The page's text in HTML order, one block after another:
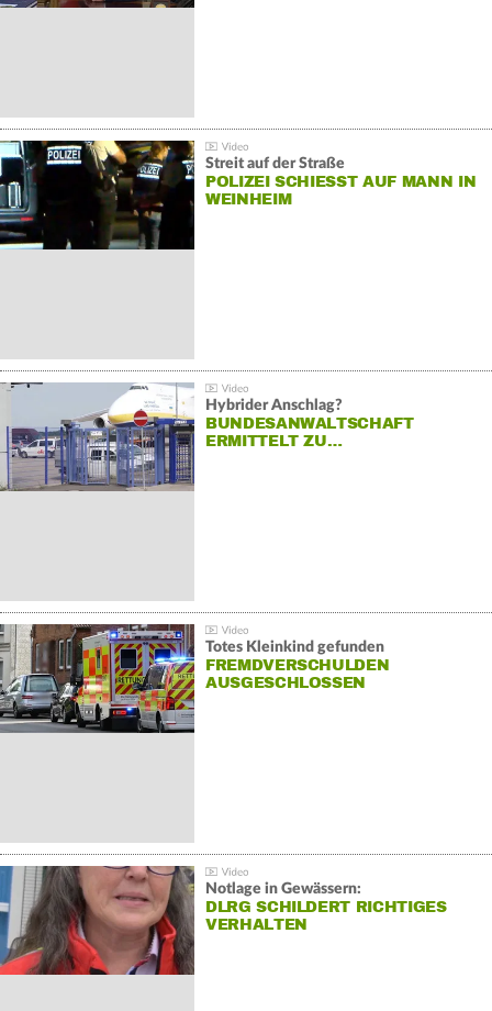
Streit auf der Straße
POLIZEI SCHIESST AUF MANN IN W
EINHEIM
Hybrider Anschlag?
BUNDESANWALTSCHAFT
ERMITTELT ZU…
Totes Kleinkind gefunden
FREMDVERSCHULDEN
AUSGESCHLOSSEN
Notlage in Gewässern:
DLRG SCHILDERT RICHTIGES
VERHALTEN